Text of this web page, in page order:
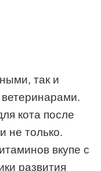
так и
кота после
не только.
вкупе с
развития